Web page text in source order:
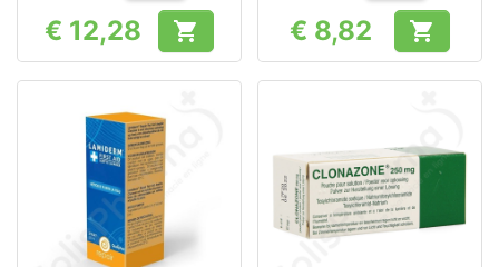
Prijs
€ 12,28  Prijs
€ 8,82 